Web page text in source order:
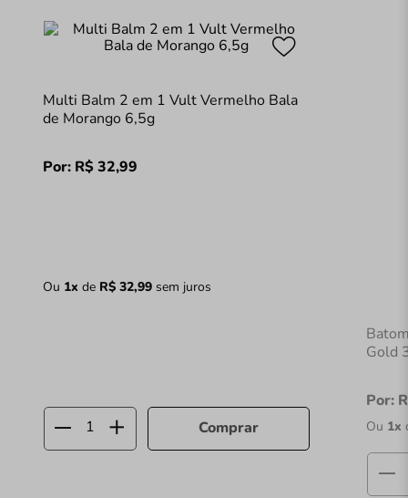
Multi Balm 2 em 1 Vult Vermelho Bala
de Morango 6,5g
Por: R$32,99
Ou 1x de R$ 32,99sem juros
Comprar
Gold
Por:
Ou 1x